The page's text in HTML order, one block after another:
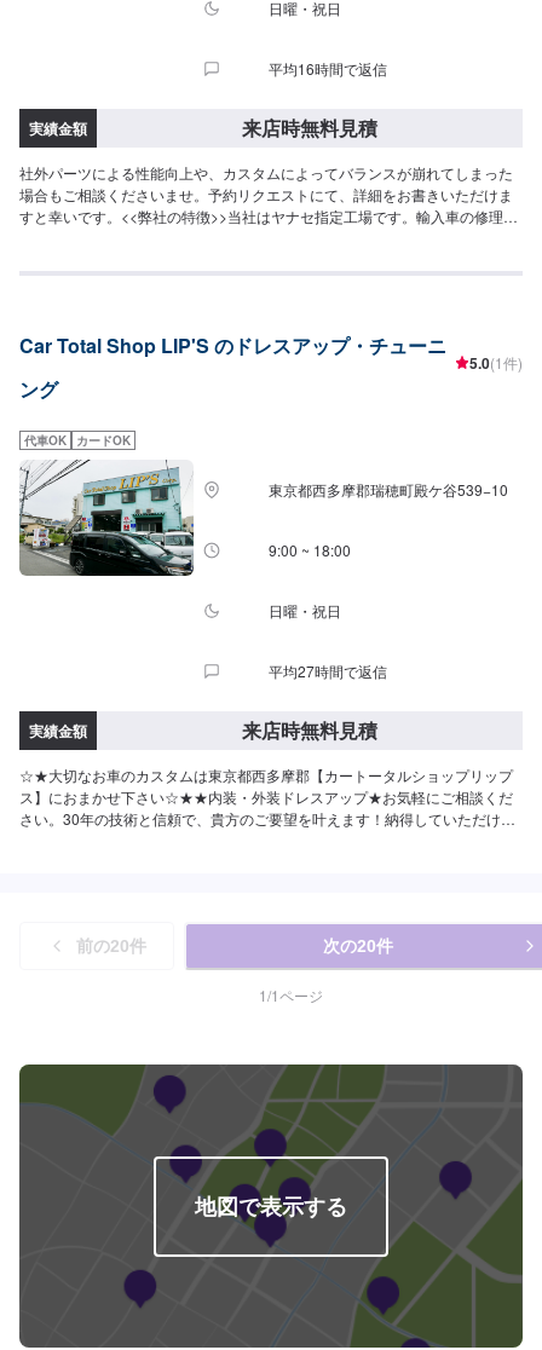
日曜・祝日
平均16時間で返信
実績金額 来店時無料見積
社外パーツによる性能向上や、カスタムによってバランスが崩れてしまった
場合もご相談くださいませ。予約リクエストにて、詳細をお書きいただけま
すと幸いです。<<弊社の特徴>>当社はヤナセ指定工場です。輸入車の修理・
ご用意しております。お時間かかる場合にも安心です。<<国家資格を持った
Car Total Shop LIP'S のドレスアップ・チューニ
ング
5.0(1件)
代車OK カードOK
東京都西多摩郡瑞穂町殿ケ谷539−10
9:00 ~ 18:00
日曜・祝日
平均27時間で返信
実績金額 来店時無料見積
☆★大切なお車のカスタムは東京都西多摩郡【カートータルショップリップ
ス】におまかせ下さい☆★★内装・外装ドレスアップ★お気軽にご相談くだ
さい。30年の技術と信頼で、貴方のご要望を叶えます！納得していただける
ー時に車種情報や、ご希望のカスタムについて詳しくご入力いただけます
と、スムーズに対応が可能です。細かいご相談はご入庫時にお伺いいたしま
すので、お気軽にお越しください。【代車について】お車の作業中は代車を
ご利用ください。※代車の燃料代はお客様にご負担いただいております。※状
お気をつけください。また、お客様が来店なさった際に少し吠えることがご
ざいます。ご了承いただけますと幸いです。
前の20件 次の20件
1/1ページ
地図で表示する